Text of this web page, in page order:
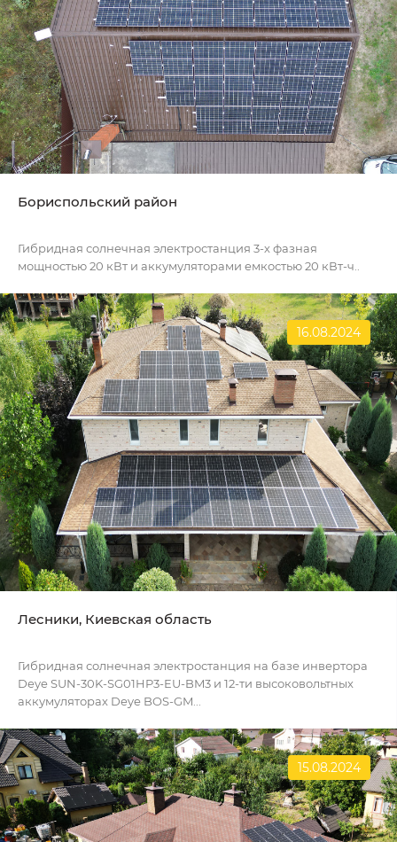
Бориспольский район
Гибридная солнечная электростанция 3-х фазная
мощностью 20 кВт и аккумуляторами емкостью 20 кВт-ч..
16.08.2024
Лесники, Киевская область
Гибридная солнечная электростанция на базе инвертора
Deye SUN-30K-SG01HP3-EU-BM3 и 12-ти высоковольтных
аккумуляторах Deye BOS-GM...
15.08.2024